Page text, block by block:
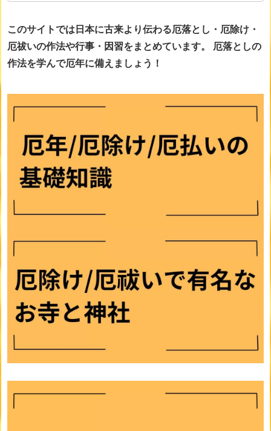
このサイトでは日本に古来より伝わる厄落とし・厄除け・
厄祓いの作法や行事・因習をまとめています。
厄落としの
作法を学んで厄年に備えましょう！